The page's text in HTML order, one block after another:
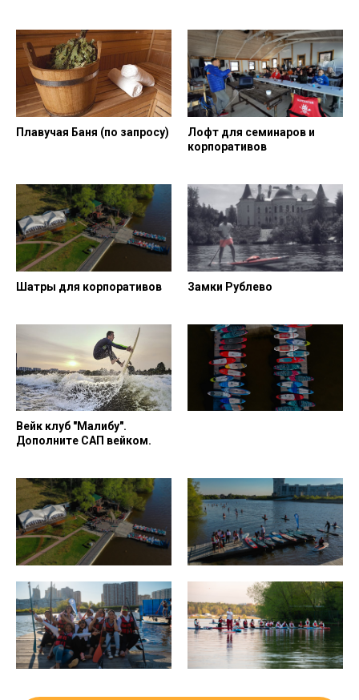
Плавучая Баня (по запросу)
Лофт для семинаров и
корпоративов
Шатры для корпоративов Замки Рублево
Вейк клуб "Малибу".
Дополните САП вейком.